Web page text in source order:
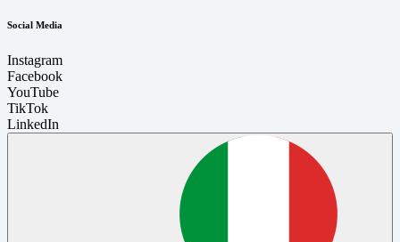
Social Media
Instagram
Facebook
YouTube
TikTok
LinkedIn